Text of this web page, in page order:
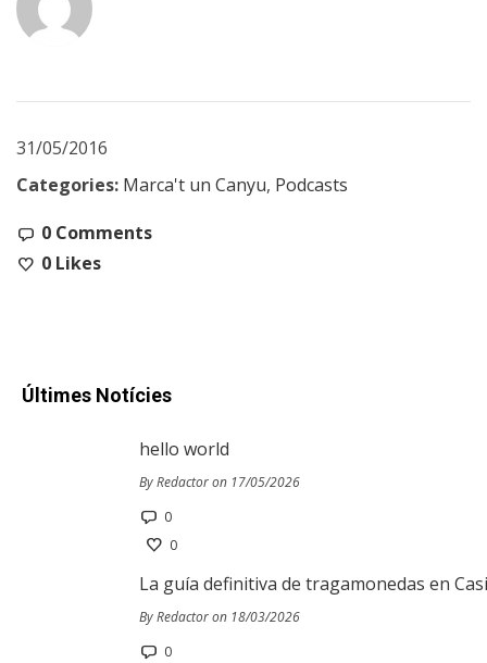
31/05/2016
Categories: Marca't un Canyu, Podcasts
0 Comments
0 Likes
Últimes Notícies
hello world
By Redactor on 17/05/2026
0
0
La guía definitiva de tragamonedas en
By Redactor on 18/03/2026
0